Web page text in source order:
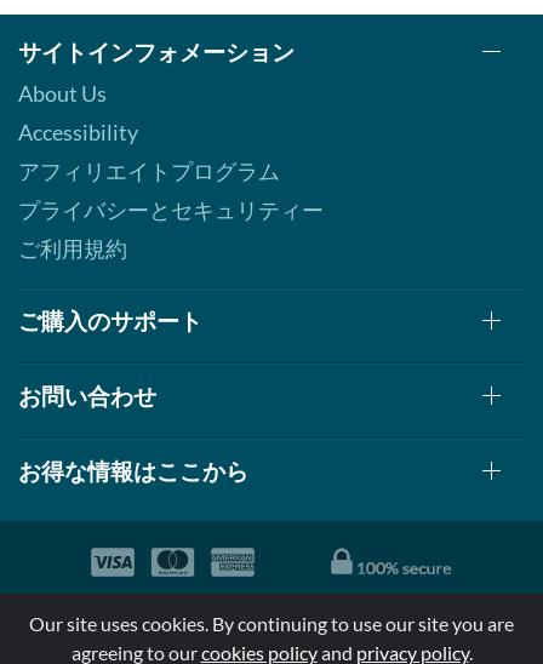
サイトインフォメーション
About Us
Accessibility
アフィリエイトプログラム
プライバシーとセキュリティー
ご利用規約
ご購入のサポート
お問い合わせ
お得な情報はここから
*特定商品についての効果効能は米国食品医療局により評価されて
おらず病気の診断、治療、治癒又は予防する事を承認されていま
Our site uses cookies. By continuing to use our site you are
agreeing to ourcookies policyand privacy policy.